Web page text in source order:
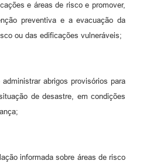
e áreas de risco e promover,
preventiva e a evacuação da
ou das edificações vulneráveis;
abrigos provisórios para
de desastre, em condições
sobre áreas de risco